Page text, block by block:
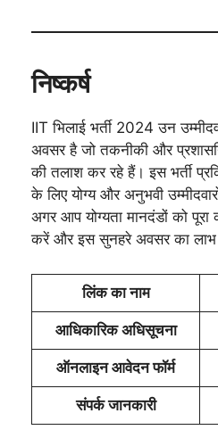
निष्कर्ष
IIT भिलाई भर्ती 2024 उन
अवसर है जो तकनीकी और
की तलाश कर रहे हैं। इस भर्ती
के लिए योग्य और अनुभवी
अगर आप योग्यता मानदंडों को
करें और इस सुनहरे अवसर का लाभ
लिंक का नाम
आधिकारिक अधिसूचना
ऑनलाइन आवेदन फॉर्म
संपर्क जानकारी